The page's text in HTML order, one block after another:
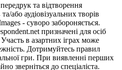
та відтворення
або аудіовізуальних творів
- суворо забороняється.
призначені для осіб
в азартних іграх може
Дотримуйтесь правил
гри. При виявленні перших
зверніться до спеціаліста.